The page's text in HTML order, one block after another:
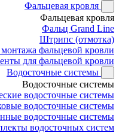
Фальцевая кровля
Фальцевая кровля
Фальц Grand Line
Штрипс (отмотка)
фальцевой кровли
для фальцевой кровли
Водосточные системы
Водосточные системы
водосточные системы
водосточные системы
водосточные системы
водосточных систем